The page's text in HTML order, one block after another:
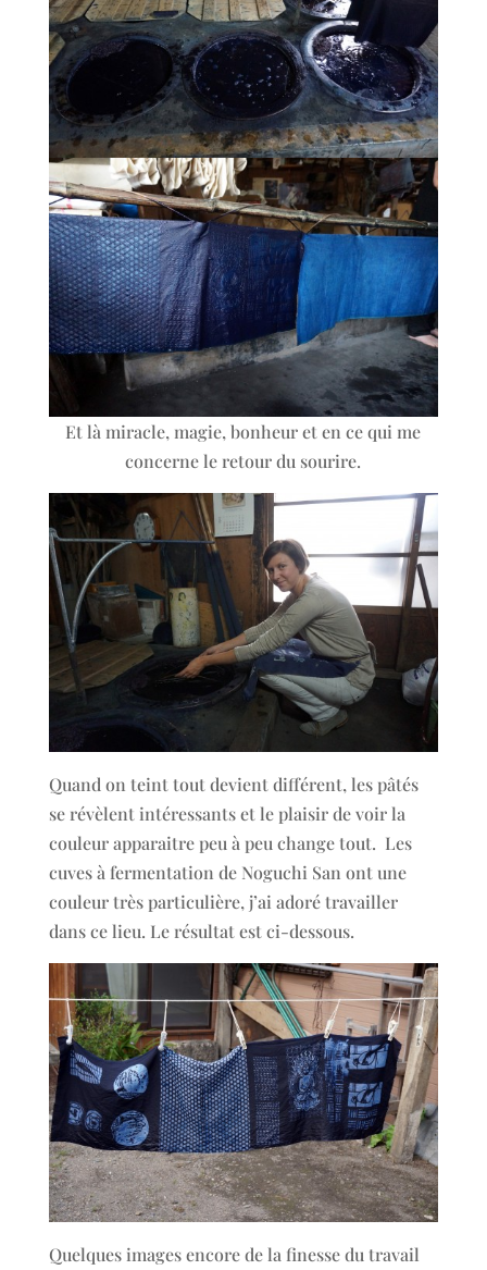
Et là miracle, magie, bonheur et en ce qui me
concerne le retour du sourire.
Quand on teint tout devient différent, les pâtés
se révèlent intéressants et le plaisir de voir la
couleur apparaitre peu à peu change tout. Les
cuves à fermentation de Noguchi San ont une
couleur très particulière, j’ai adoré travailler
dans ce lieu. Le résultat est ci-dessous.
Quelques images encore de la finesse du travail